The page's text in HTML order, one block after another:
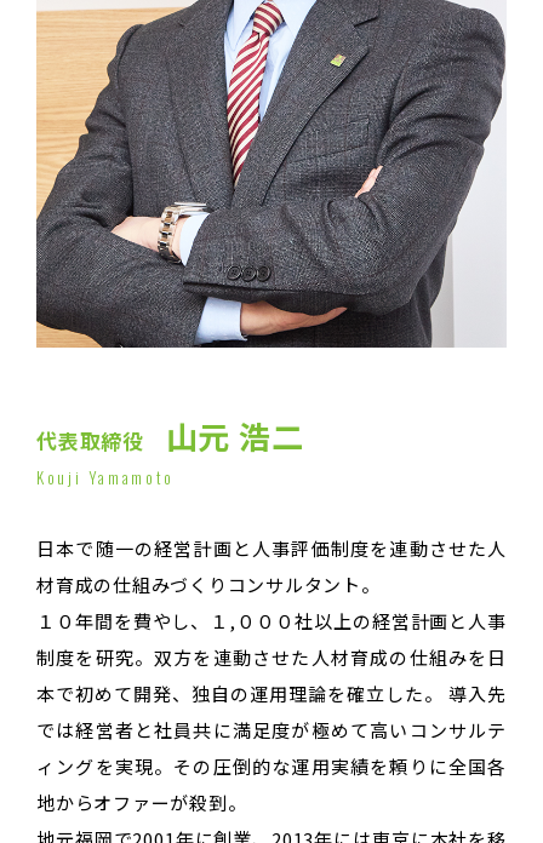
代表取締役 山元 浩二
Kouji Yamamoto
日本で随一の経営計画と人事評価制度を連動させた人
材育成の仕組みづくりコンサルタント。
１０年間を費やし、１,０００社以上の経営計画と人事
制度を研究。双方を連動させた人材育成の仕組みを日
本で初めて開発、独自の運用理論を確立した。 導入先
では経営者と社員共に満足度が極めて高いコンサルテ
ィングを実現。その圧倒的な運用実績を頼りに全国各
地からオファーが殺到。